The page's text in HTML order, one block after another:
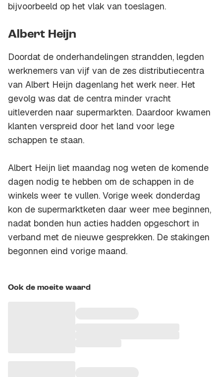
bijvoorbeeld op het vlak van toeslagen.
Albert Heijn
Doordat de onderhandelingen strandden, legden
werknemers van vijf van de zes distributiecentra
van Albert Heijn dagenlang het werk neer. Het
gevolg was dat de centra minder vracht
uitleverden naar supermarkten. Daardoor kwamen
klanten verspreid door het land voor lege
schappen te staan.
Albert Heijn liet maandag nog weten de komende
dagen nodig te hebben om de schappen in de
winkels weer te vullen. Vorige week donderdag
kon de supermarktketen daar weer mee beginnen,
nadat bonden hun acties hadden opgeschort in
verband met de nieuwe gesprekken. De stakingen
begonnen eind vorige maand.
Ook de moeite waard